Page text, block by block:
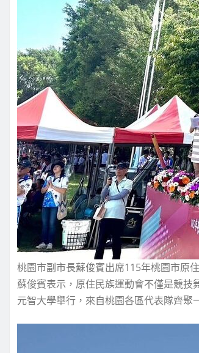
桃園市副市長蘇俊賓出席115年桃園市原
蘇俊賓表示，原住民族運動會不僅是競
元智大學舉行，來自桃園各區代表隊齊聚